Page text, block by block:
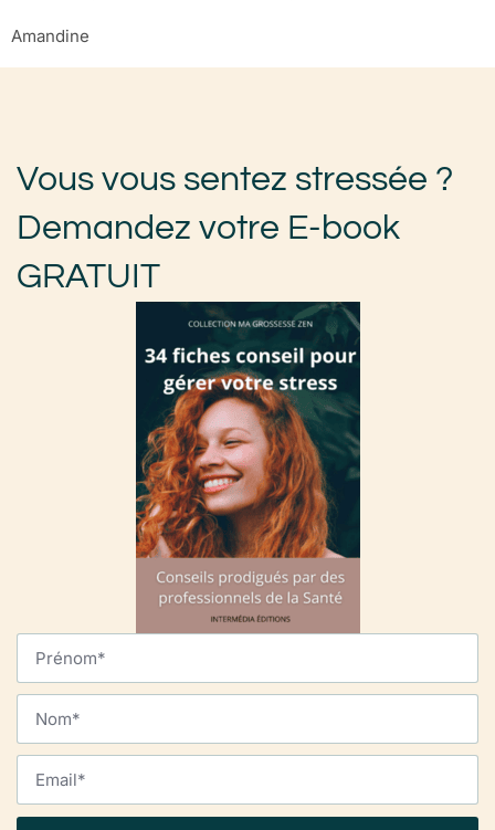
Amandine
Vous vous sentez stressée ?
Demandez votre E-book
GRATUIT